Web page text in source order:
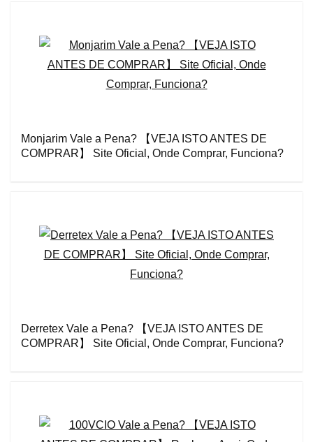
Monjarim Vale a Pena? 【VEJA ISTO ANTES DE
COMPRAR】 Site Oficial, Onde Comprar, Funciona?
Derretex Vale a Pena? 【VEJA ISTO ANTES DE
COMPRAR】 Site Oficial, Onde Comprar, Funciona?